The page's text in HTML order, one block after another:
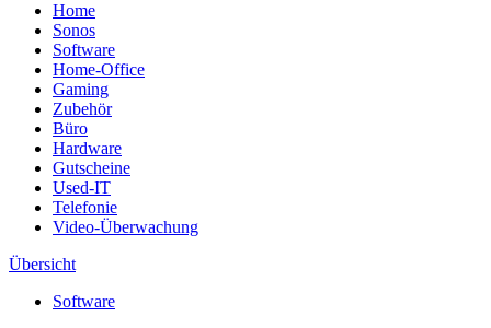
Home
Sonos
Software
Home-Office
Gaming
Zubehör
Büro
Hardware
Gutscheine
Used-IT
Telefonie
Video-Überwachung
Übersicht
Software